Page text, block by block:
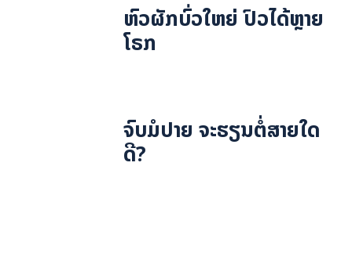
ຫົວຜັກບົ່ວໃຫຍ່ ປົວໄດ້ຫຼາຍ
ໂຣກ
ຈົບມໍປາຍ ຈະຮຽນຕໍ່ສາຍໃດ
ດີ?